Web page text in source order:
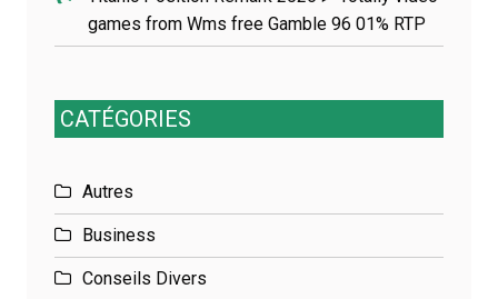
games from Wms free Gamble 96 01% RTP
CATÉGORIES
Autres
Business
Conseils Divers